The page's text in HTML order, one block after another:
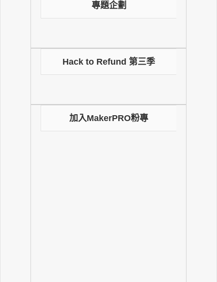
專題企劃
Hack to Refund 第三季
加入MakerPRO粉專